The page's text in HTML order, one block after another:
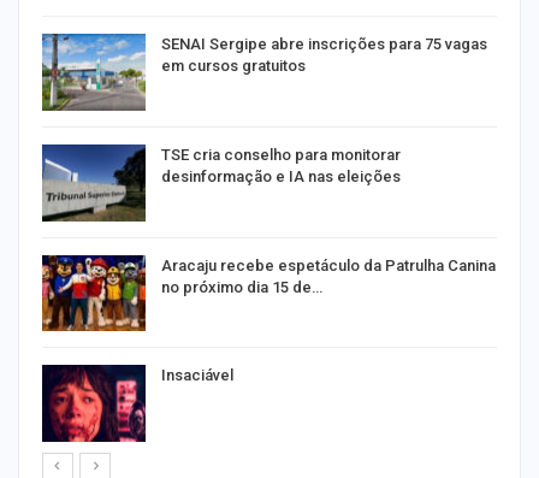
SENAI Sergipe abre inscrições para 75 vagas
em cursos gratuitos
TSE cria conselho para monitorar
desinformação e IA nas eleições
Aracaju recebe espetáculo da Patrulha Canina
no próximo dia 15 de…
Insaciável